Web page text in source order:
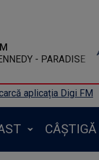
- PARADISE
aplicația Digi FM
CÂȘTIGĂ